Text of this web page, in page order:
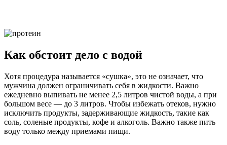
Как обстоит дело с водой
Хотя процедура называется «сушка», это не означает, что
мужчина должен ограничивать себя в жидкости. Важно
ежедневно выпивать не менее 2,5 литров чистой воды, а при
большом весе — до 3 литров. Чтобы избежать отеков, нужно
исключить продукты, задерживающие жидкость, такие как
соль, соленые продукты, кофе и алкоголь. Важно также пить
воду только между приемами пищи.